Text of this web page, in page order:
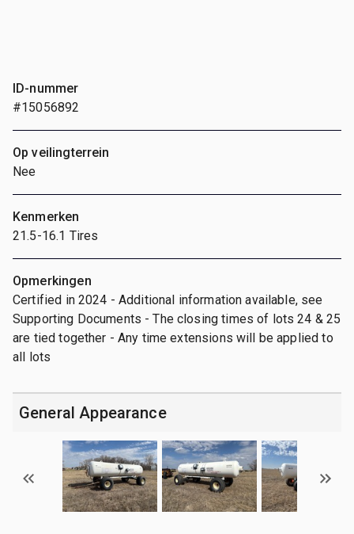
ID-nummer
#15056892
Op veilingterrein
Nee
Kenmerken
21.5-16.1 Tires
Opmerkingen
Certified in 2024 - Additional information available, see
Supporting Documents - The closing times of lots 24 & 25
are tied together - Any time extensions will be applied to
all lots
General Appearance